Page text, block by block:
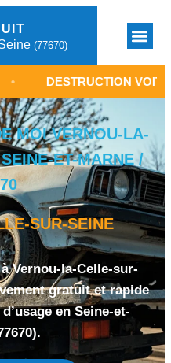
(77670)
VOITURE
MOI VERNOU-LA-
ET-MARNE /
SUR-SEINE
Vernou-la-Celle-sur-
gratuit et rapide
en Seine-et-